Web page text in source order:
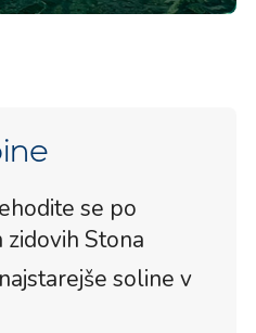
se po
Stona
soline v